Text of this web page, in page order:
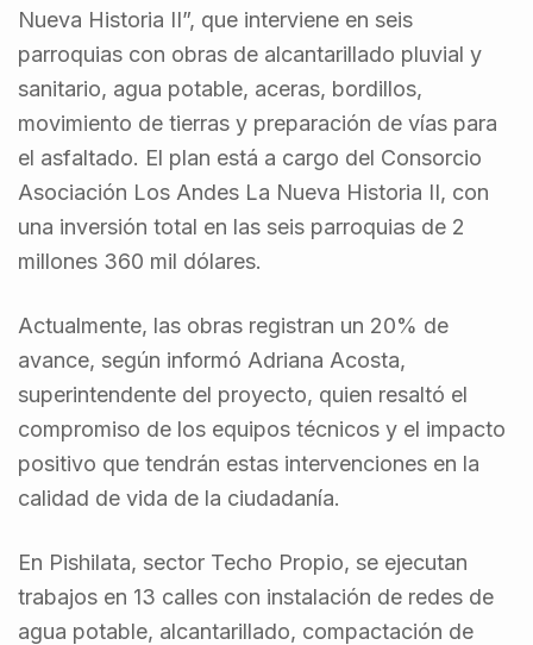
Nueva Historia II”, que interviene en seis
parroquias con obras de alcantarillado pluvial y
sanitario, agua potable, aceras, bordillos,
movimiento de tierras y preparación de vías para
el asfaltado. El plan está a cargo del Consorcio
Asociación Los Andes La Nueva Historia II, con
una inversión total en las seis parroquias de 2
millones 360 mil dólares.
Actualmente, las obras registran un 20% de
avance, según informó Adriana Acosta,
superintendente del proyecto, quien resaltó el
compromiso de los equipos técnicos y el impacto
positivo que tendrán estas intervenciones en la
calidad de vida de la ciudadanía.
En Pishilata, sector Techo Propio, se ejecutan
trabajos en 13 calles con instalación de redes de
agua potable, alcantarillado, compactación de